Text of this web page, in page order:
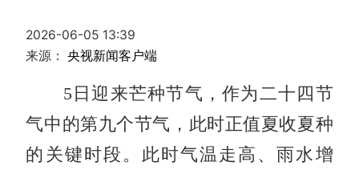
2026-06-05 13:39
来源：央视新闻客户端
5日迎来芒种节气，作为二十四节
气中的第九个节气，此时正值夏收夏种
的关键时段。此时气温走高、雨水增